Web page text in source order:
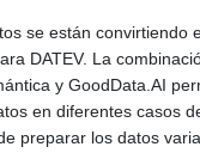
se están convirtiendo
DATEV. La
y GoodData.AI
en diferentes casos
preparar los datos